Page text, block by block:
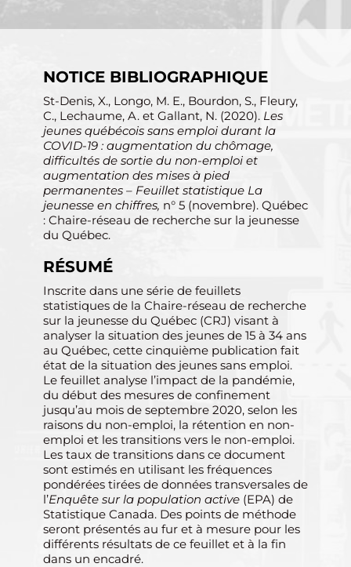
NOTICE BIBLIOGRAPHIQUE
St-Denis, X., Longo, M. E., Bourdon, S., Fleury,
C., Lechaume, A. et Gallant, N. (2020). Les
jeunes québécois sans emploi durant la
COVID-19 : augmentation du chômage,
difficultés de sortie du non-emploi et
augmentation des mises à pied
permanentes – Feuillet statistique La
jeunesse en chiffres, n° 5 (novembre). Québec
: Chaire-réseau de recherche sur la jeunesse
du Québec.
RÉSUMÉ
Inscrite dans une série de feuillets
statistiques de la Chaire-réseau de recherche
sur la jeunesse du Québec (CRJ) visant à
analyser la situation des jeunes de 15 à 34 ans
au Québec, cette cinquième publication fait
état de la situation des jeunes sans emploi.
Le feuillet analyse l’impact de la pandémie,
du début des mesures de confinement
jusqu’au mois de septembre 2020, selon les
raisons du non-emploi, la rétention en non-
emploi et les transitions vers le non-emploi.
Les taux de transitions dans ce document
sont estimés en utilisant les fréquences
pondérées tirées de données transversales de
l’Enquête sur la population active (EPA) de
Statistique Canada. Des points de méthode
seront présentés au fur et à mesure pour les
différents résultats de ce feuillet et à la fin
dans un encadré.